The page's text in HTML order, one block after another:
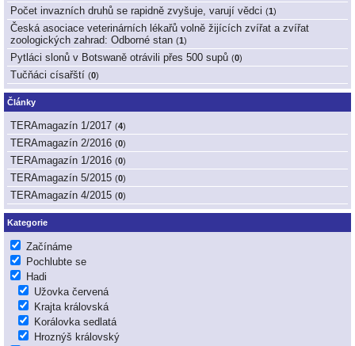
Počet invazních druhů se rapidně zvyšuje, varují vědci (1)
Česká asociace veterinárních lékařů volně žijících zvířat a zvířat
zoologických zahrad: Odborné stan (1)
Pytláci slonů v Botswaně otrávili přes 500 supů (0)
Tučňáci císařští (0)
Články
TERAmagazín 1/2017 (4)
TERAmagazín 2/2016 (0)
TERAmagazín 1/2016 (0)
TERAmagazín 5/2015 (0)
TERAmagazín 4/2015 (0)
Kategorie
Začínáme
Pochlubte se
Hadi
Užovka červená
Krajta královská
Korálovka sedlatá
Hroznýš královský